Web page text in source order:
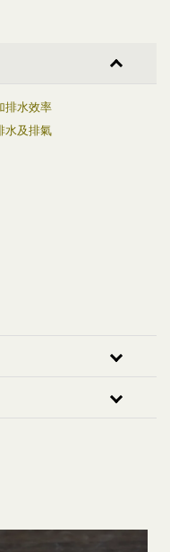
排水效率
水及排氣